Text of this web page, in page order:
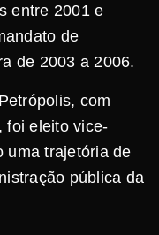
entre 2001 e
de
de 2003 a 2006.
com
foi eleito vice-
uma trajetória de
pública da